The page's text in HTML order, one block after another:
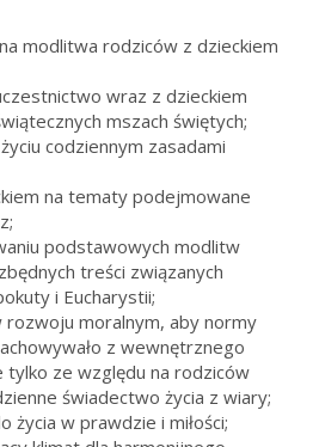
modlitwa rodziców z dzieckiem
wraz z dzieckiem
mszach świętych;
codziennym zasadami
na tematy podejmowane
podstawowych modlitw
treści związanych
i Eucharystii;
rozwoju moralnym, aby normy
z wewnętrznego
tylko ze względu na rodziców
świadectwo życia z wiary;
życia w prawdzie i miłości;